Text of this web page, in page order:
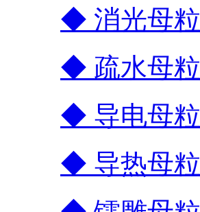
◆ 消光母粒
◆ 疏水母粒
◆ 导电母粒
◆ 导热母粒